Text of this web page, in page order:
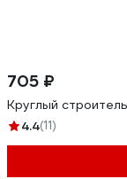
705 ₽
Круглый
4.4(11)